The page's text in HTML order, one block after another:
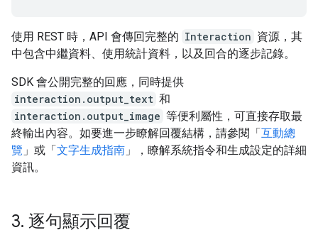
使用 REST 時，API 會傳回完整的 Interaction 資源，其
中包含中繼資料、使用統計資料，以及回合的逐步記錄。
SDK 會公開完整的回應，同時提供
interaction.output_text 和
interaction.output_image 等便利屬性，可直接存取最
終輸出內容。如要進一步瞭解回覆結構，請參閱「互動總
覽 」或「文字生成指南 」，瞭解系統指令和生成設定的詳細
資訊。
3. 逐句顯示回覆